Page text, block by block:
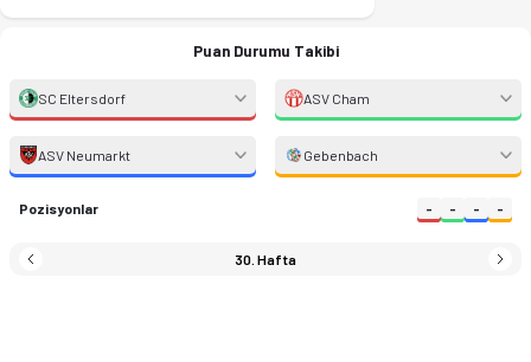
Puan Durumu Takibi
SC Eltersdorf ASV Cham
ASV Neumarkt Gebenbach
Pozisyonlar - - - -
30. Hafta